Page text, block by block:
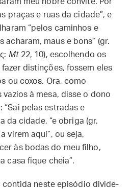
praças e ruas da cidade”, e
“pelos caminhos e
acharam, maus e bons” (gr.
Mt22, 10), escolhendo os
distinções, fossem eles
ou coxos. Ora, como
vazios à mesa, disse o dono
“Sai pelas estradas e
da cidade, “e obriga (gr.
virem aqui”, ou seja,
às bodas do meu filho,
casa fique cheia”.
contida neste episódio divide-